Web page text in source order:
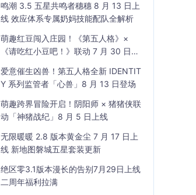
鸣潮 3.5 五星共鸣者穗穗 8 月 13 日上
线 效应体系专属奶妈技能配队全解析
萌趣红豆闯入庄园！《第五人格》×
《请吃红小豆吧！》联动 7 月 30 日开
爱意催生凶兽！第五人格全新 IDENTIT
Y 系列监管者「心兽」8 月 13 日登场
萌趣跨界冒险开启！阴阳师 × 猪猪侠联
动「神猪战纪」8 月 5 日上线
无限暖暖 2.8 版本黄金尘 7 月 17 日上
线 新地图磐城五星套装更新
绝区零3.1版本漫长的告别7月29日上线
二周年福利拉满